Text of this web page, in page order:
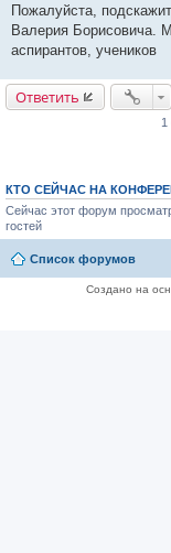
о
б
е
и
е
Пожалуйста,
Валерия Борисовича.
аспирантов, учеников
Ответить
1
КТО СЕЙЧАС НА
Сейчас этот форум
гостей
Список форумов
Создано на